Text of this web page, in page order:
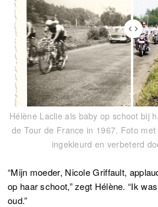
Hélène Laclie als baby op schoot bij
de Tour de France in 1967. Foto
ingekleurd en verbeterd
“Mijn moeder, Nicole Griffault,
op haar schoot,” zegt Hélène. “Ik
oud.”